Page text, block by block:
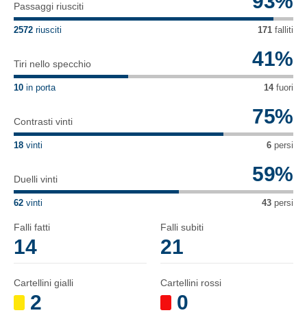
giocato 118 partite, con 15 gol e 15 assist.
Passaggi riusciti
2572 riusciti 171 falliti
Tiri nello specchio 41%
10 in porta 14 fuori
Contrasti vinti 75%
18 vinti 6 persi
Duelli vinti 59%
62 vinti 43 persi
Falli fatti
14
Falli subiti
21
Cartellini gialli
2
Cartellini rossi
0